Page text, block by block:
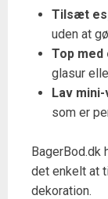
Tilsæt
uden at
Top med
glasur
Lav
som er
BagerBod.dk
det enkelt at
dekoration.